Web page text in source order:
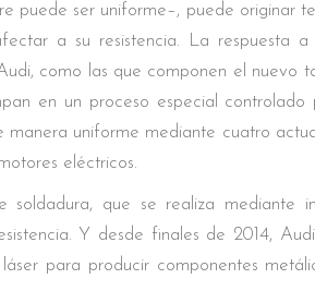
puede ser uniforme–, puede originar
a su resistencia. La respuesta a
como las que componen el nuevo
en un proceso especial
uniforme mediante cuatro
eléctricos.
que se realiza mediante
Y desde finales de 2014,
para producir componentes